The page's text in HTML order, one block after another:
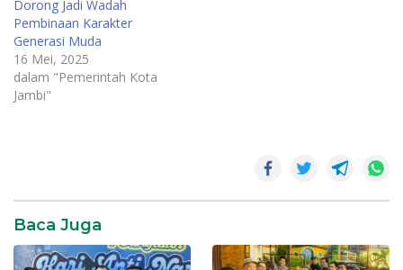
Dorong Jadi Wadah
Pembinaan Karakter
Generasi Muda
16 Mei, 2025
dalam "Pemerintah Kota
Jambi"
Baca Juga